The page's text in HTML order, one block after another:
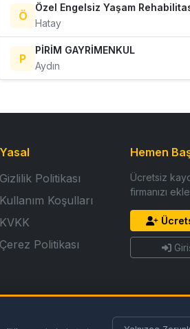
Ö
Hatay
P
PİRİM GAYRİMENKUL
Aydın
Yasal
Gizlilik Politikası
Kullanım Koşulları
KVKK
Çerez Politikası
Hemen
Ücretsiz
firmanızı